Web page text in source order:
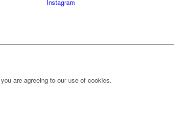
Instagram
are agreeing to our use of cookies.